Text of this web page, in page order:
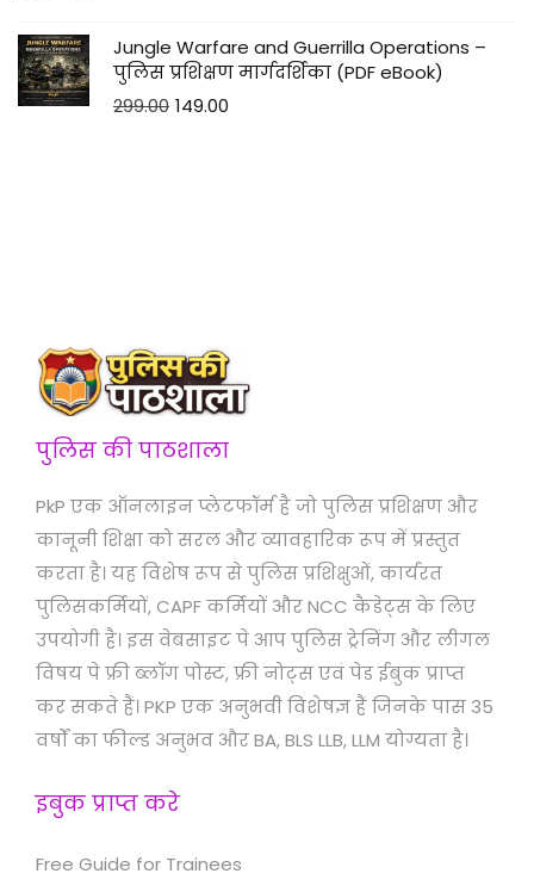
Jungle Warfare and Guerrilla Operations –
पुलिस प्रशिक्षण मार्गदर्शिका (PDF eBook)
299.00 149.00
पुलिस की पाठशाला
PkP एक ऑनलाइन प्लेटफॉर्म है जो पुलिस प्रशिक्षण और
कानूनी शिक्षा को सरल और व्यावहारिक रूप में प्रस्तुत
करता है। यह विशेष रूप से पुलिस प्रशिक्षुओं, कार्यरत
पुलिसकर्मियों, CAPF कर्मियों और NCC कैडेट्स के लिए
उपयोगी है। इस वेबसाइट पे आप पुलिस ट्रेनिंग और लीगल
विषय पे फ्री ब्लॉग पोस्ट, फ्री नोट्स एवं पेड ईबुक प्राप्त
कर सकते हैं। PKP एक अनुभवी विशेषज्ञ हैं जिनके पास 35
वर्षों का फील्ड अनुभव और BA, BLS LLB, LLM योग्यता है।
इबुक प्राप्त करे
Free Guide for Trainees